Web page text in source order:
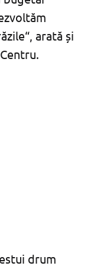
arată și
drum